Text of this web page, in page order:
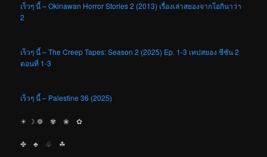
เร็วๆ นี้ – Okinawan Horror Stories 2 (2013) เรื่องเล่าสยองจากโอกินาว่า
2
เร็วๆ นี้ – The Creep Tapes: Season 2 (2025) Ep. 1-3 เทปสยอง ซีซัน 2
ตอนที่ 1-3
เร็วๆ นี้ – Palestine 36 (2025)
☀︎ ☽ ❁ ✾ ❀ ✿
✤ ♣︎ ♧ ☘︎